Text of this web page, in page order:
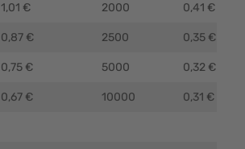
1,01 € 2000 0,41 €
0,87 € 2500 0,35 €
0,75 € 5000 0,32 €
0,67 € 10000 0,31 €